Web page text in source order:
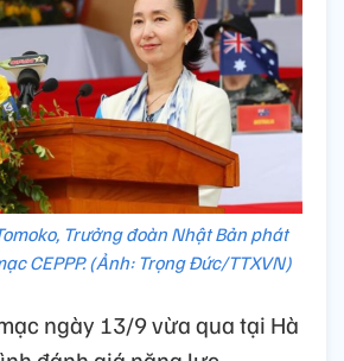
Trưởng đoàn Nhật Bản phát
CEPPP. (Ảnh: Trọng Đức/TTXVN)
ngày 13/9 vừa qua tại Hà